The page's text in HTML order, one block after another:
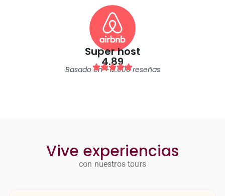
Super host
4.89
Basado en +12.000 reseñas
Vive experiencias
con nuestros tours